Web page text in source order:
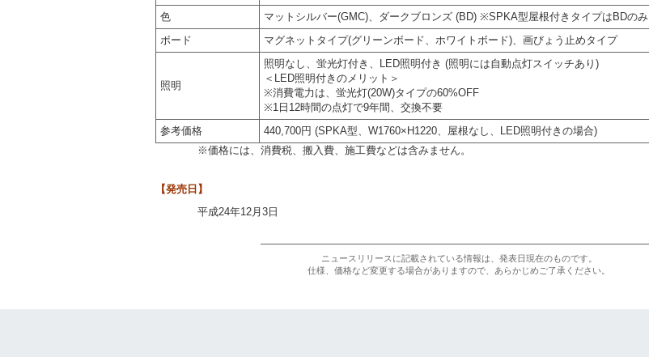
色
マットシルバー(GMC)、ダークブロンズ (BD) ※SPKA型屋根付きタイプはBDのみ
ボード
マグネットタイプ(グリーンボード、ホワイトボード)、画びょう止めタイプ
照明
照明なし、蛍光灯付き、LED照明付き (照明には自動点灯スイッチあり)
＜LED照明付きのメリット＞
※消費電力は、蛍光灯(20W)タイプの60%OFF
※1日12時間の点灯で9年間、交換不要
参考価格
440,700円 (SPKA型、W1760×H1220、屋根なし、LED照明付きの場合)
※価格には、消費税、搬入費、施工費などは含みません。
【発売日】
平成24年12月3日
ニュースリリースに記載されている情報は、発表日現在のものです。
仕様、価格など変更する場合がありますので、あらかじめご了承ください。